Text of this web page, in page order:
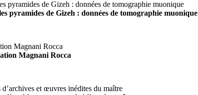
pyramides de Gizeh : données de tomographie muonique
Magnani Rocca